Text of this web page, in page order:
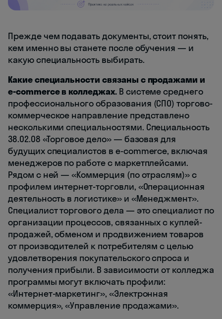
Прежде чем подавать документы, стоит понять,
кем именно вы станете после обучения — и
какую специальность выбирать.
Какие специальности связаны с продажами и
e-commerce в колледжах.В системе среднего
профессионального образования (СПО) торгово-
коммерческое направление представлено
несколькими специальностями. Специальность
38.02.08 «Торговое дело» — базовая для
будущих специалистов в e-commerce, включая
менеджеров по работе с маркетплейсами.
Рядом с ней — «Коммерция (по отраслям)» с
профилем интернет-торговли, «Операционная
деятельность в логистике» и «Менеджмент».
Специалист торгового дела — это специалист по
организации процессов, связанных с куплей-
продажей, обменом и продвижением товаров
от производителей к потребителям с целью
удовлетворения покупательского спроса и
получения прибыли. В зависимости от колледжа
программы могут включать профили:
«Интернет-маркетинг», «Электронная
коммерция», «Управление продажами».